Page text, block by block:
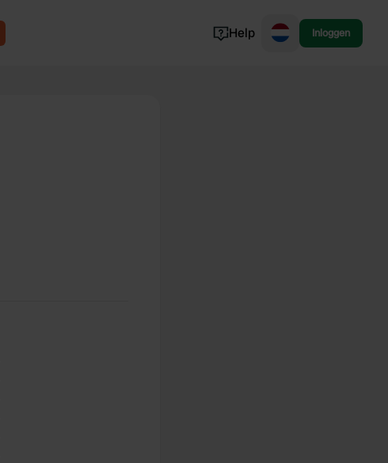
Help Inloggen